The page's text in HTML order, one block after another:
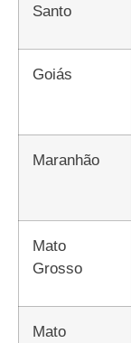
Santo
Goiás
Maranhão
Mato
Grosso
Mato